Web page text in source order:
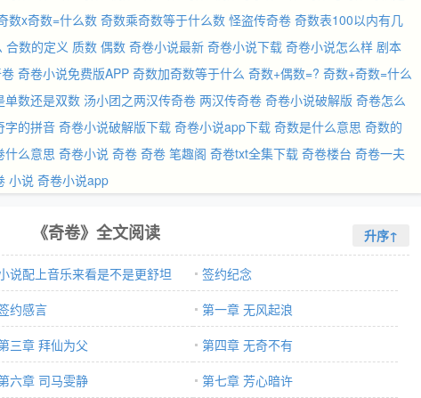
数x奇数=什么数奇数乘奇数等于什么数 怪盗传奇卷 奇数表100以内有几
合数的定义 质数 偶数 奇卷小说最新 奇卷小说下载 奇卷小说怎么样 剧本
奇卷小说免费版APP 奇数加奇数等于什么 奇数+偶数=? 奇数+奇数=什么
单数还是双数 汤小团之两汉传奇卷 两汉传奇卷 奇卷小说破解版 奇卷怎么
字的拼音 奇卷小说破解版下载 奇卷小说app下载 奇数是什么意思 奇数的
什么意思 奇卷小说 奇卷 奇卷 笔趣阁 奇卷txt全集下载 奇卷楼台 奇卷一夫
小说奇卷小说app
《奇卷》全文阅读 升序↑
说配上音乐来看是不是更舒坦
签约纪念
约感言
第一章 无风起浪
三章 拜仙为父
第四章 无奇不有
六章 司马雯静
第七章 芳心暗许